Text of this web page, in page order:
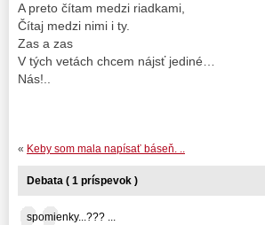
A preto čítam medzi riadkami,
Čítaj medzi nimi i ty.
Zas a zas
V tých vetách chcem nájsť jediné…
Nás!..
« Keby som mala napísať báseň. ..
Debata ( 1 príspevok )
spomienky...??? ...